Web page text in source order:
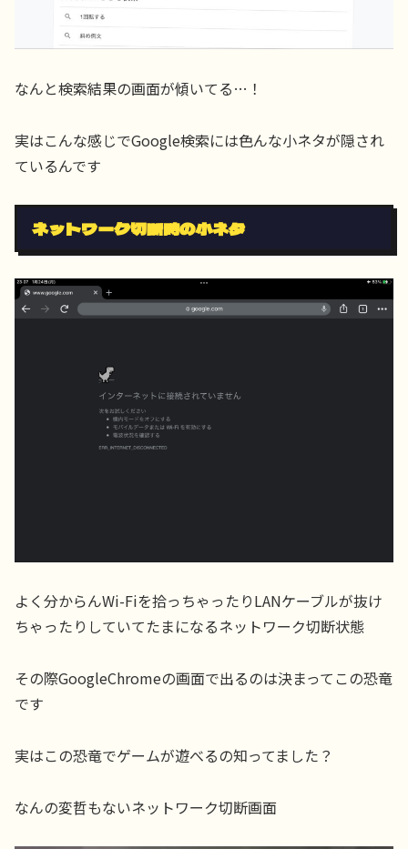
なんと検索結果の画面が傾いてる…！
実はこんな感じでGoogle検索には色んな小ネタが隠され
ているんです
ネットワーク切断時の小ネタ
よく分からんWi-Fiを拾っちゃったりLANケーブルが抜け
ちゃったりしていてたまになるネットワーク切断状態
その際GoogleChromeの画面で出るのは決まってこの恐竜
です
実はこの恐竜でゲームが遊べるの知ってました？
なんの変哲もないネットワーク切断画面